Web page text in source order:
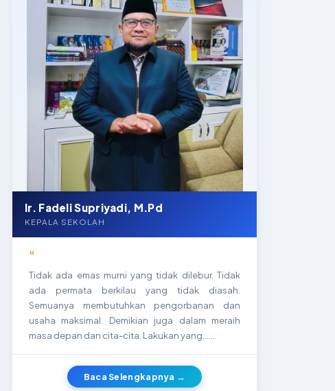
Ir. Fadeli Supriyadi, M.Pd
KEPALA SEKOLAH
"
Tidak ada emas murni yang tidak dilebur. Tidak
ada permata berkilau yang tidak diasah.
Semuanya membutuhkan pengorbanan dan
usaha maksimal. Demikian juga dalam meraih
masa depan dan cita-cita. Lakukan yang…...
Baca Selengkapnya →